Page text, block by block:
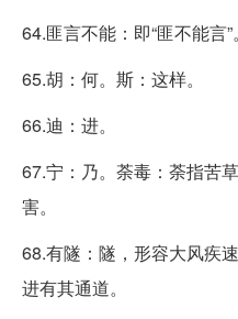
64.匪言不能：即“匪不能言”。
65.胡：何。斯：这样。
66.迪：进。
67.宁：乃。荼毒：荼指苦
害。
68.有隧：隧，形容大风疾
进有其通道。